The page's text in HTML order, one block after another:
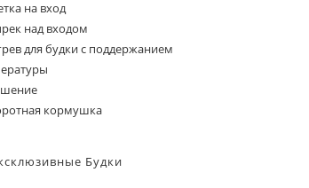
над входом
для будки с поддержанием
кормушка